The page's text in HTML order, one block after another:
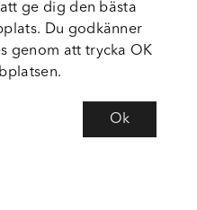
ge dig den bästa
Du godkänner
genom att trycka OK
Ok